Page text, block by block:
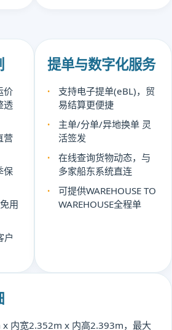
价
透
营
保
用
户
提单与数字化服务
支持电子提单(eBL)，贸
易结算更便捷
主单/分单/异地换单 灵
活签发
在线查询货物动态，与
多家船东系统直连
可提供WAREHOUSE TO
WAREHOUSE全程单
内宽2.352m x 内高2.393m，最大